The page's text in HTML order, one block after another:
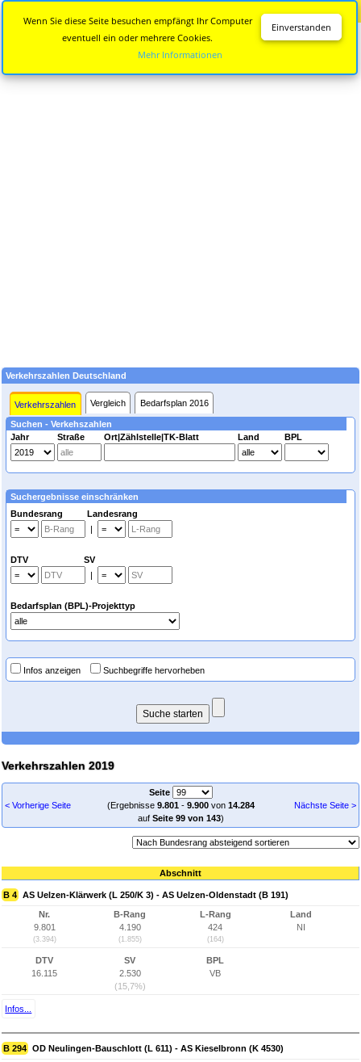
Verkehrszahlen Deutschland
Verkehrszahlen Vergleich Bedarfsplan 2016
Suchen - Verkehszahlen
Jahr
Straße Ort|Zählstelle|TK-Blatt Land BPL
Suchergebnisse einschränken
Bundesrang Landesrang
|
DTV SV
|
Bedarfsplan (BPL)-Projekttyp
Infos anzeigen Suchbegriffe hervorheben
Verkehrszahlen 2019
< Vorherige Seite
Seite
(Ergebnisse 9.801- 9.900von 14.284
auf Seite 99 von 143)
Nächste Seite >
Abschnitt
B 4 AS Uelzen-Klärwerk (L 250/K 3) - AS Uelzen-Oldenstadt (B 191)
Nr.
9.801
(3.394)
B-Rang
4.190
(1.855)
L-Rang
424
(164)
Land
NI
DTV
16.115
SV
2.530
(15,7%)
BPL
VB
Infos...
B 294 OD Neulingen-Bauschlott (L 611) - AS Kieselbronn (K 4530)
Einverstanden
Wenn Sie diese Seite besuchen empfängt Ihr Computer
eventuell ein oder mehrere Cookies.
Mehr Informationen